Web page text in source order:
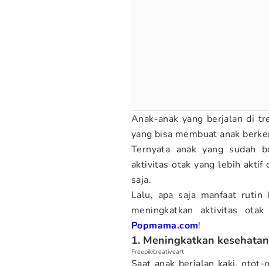
Anak-anak yang berjalan di
yang bisa membuat anak
Ternyata anak yang sudah
aktivitas otak yang lebih aktif
saja.
Lalu, apa saja manfaat
meningkatkan aktivitas
Popmama.com!
1. Meningkatkan
Freepik/creativeart